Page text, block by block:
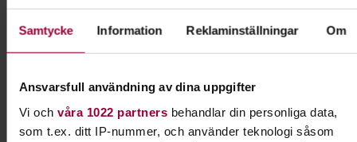
Samtycke Information Reklaminställningar Om
Ansvarsfull användning av dina uppgifter
Vi och våra 1022 partnersbehandlar din personliga data,
som t.ex. ditt IP-nummer, och använder teknologi såsom
andra. Hos oss finns möjligheterna genom våra
studiecirklar och musikkurser. Vi hjälper dig också
Läs mer om ämnet